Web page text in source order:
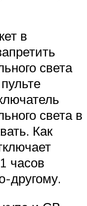
в
света
света в
Как
часов
другому.